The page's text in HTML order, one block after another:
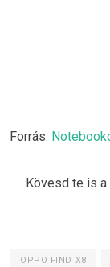
Forrás:
Kövesd te is a
OPPO FIND X8